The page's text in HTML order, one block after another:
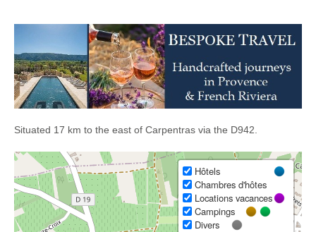
Situated 17 km to the east of Carpentras via the D942.
Hôtels
Chambres d'hôtes
Locations vacances
Campings
Divers